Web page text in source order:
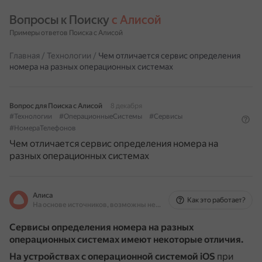
Вопросы к Поиску с Алисой
Примеры ответов Поиска с Алисой
Главная / Технологии / Чем отличается сервис определения
номера на разных операционных системах
Вопрос для Поиска с Алисой
8 декабря
#Технологии
#ОперационныеСистемы
#Сервисы
#НомераТелефонов
Чем отличается сервис определения номера на
разных операционных системах
Алиса
На основе источников, возможны неточности
Как это работает?
Сервисы определения номера на разных
операционных системах имеют некоторые отличия.
На устройствах с операционной системой iOS при